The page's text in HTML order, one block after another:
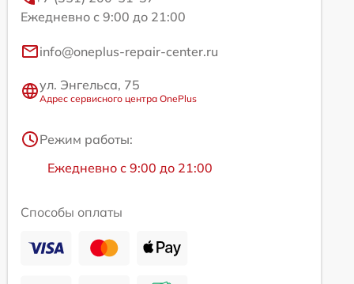
Ежедневно с 9:00 до 21:00
info@oneplus-repair-center.ru
ул. Энгельса, 75
Адрес сервисного центра OnePlus
Режим работы:
Ежедневно с 9:00 до 21:00
Способы оплаты